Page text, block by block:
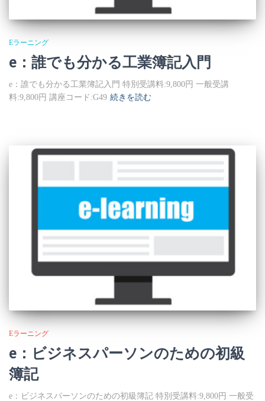
Eラーニング
e：誰でも分かる工業簿記入門
e：誰でも分かる工業簿記入門 特別受講料:9,800円 一般受講
料:9,800円 講座コード:G49 続きを読む
Eラーニング
e：ビジネスパーソンのための初級
簿記
e：ビジネスパーソンのための初級簿記 特別受講料:9,800円 一般受